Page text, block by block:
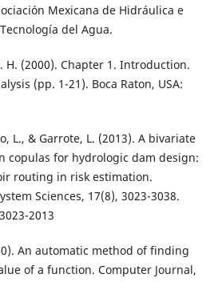
Mexicana de Hidráulica e
del Agua.
H. (2000). Chapter 1. Introduction.
(pp. 1-21). Boca Raton, USA:
L., & Garrote, L. (2013). A bivariate
copulas for hydrologic dam design:
routing in risk estimation.
Sciences, 17(8), 3023-3038.
2013
An automatic method of finding
of a function. Computer Journal,